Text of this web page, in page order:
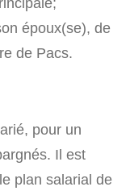
époux(se), de
de Pacs.
pour un
Il est
plan salarial de